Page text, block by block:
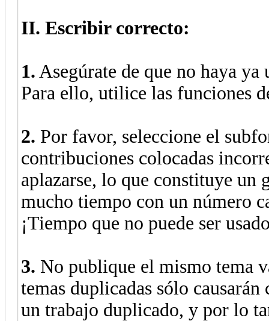
II. Escribir correcto:
1. Asegúrate de que no haya
Para ello, utilice las funciones
2. Por favor, seleccione el
contribuciones colocadas
aplazarse, lo que constituye un
mucho tiempo con un número
¡Tiempo que no puede ser
3. No publique el mismo tema
temas duplicadas sólo
un trabajo duplicado, y por lo